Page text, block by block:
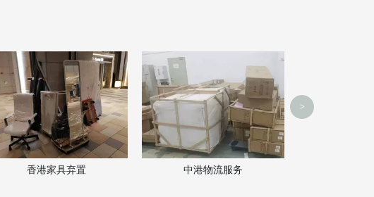
中港物流服务
>